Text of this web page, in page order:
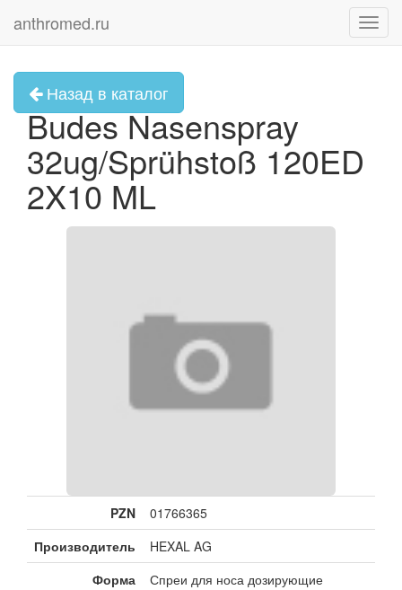
anthromed.ru
Назад в каталог
Budes Nasenspray
32ug/Sprühstoß 120ED
2X10 ML
PZN
01766365
Производитель
HEXAL AG
Форма
Спреи для носа дозирующие